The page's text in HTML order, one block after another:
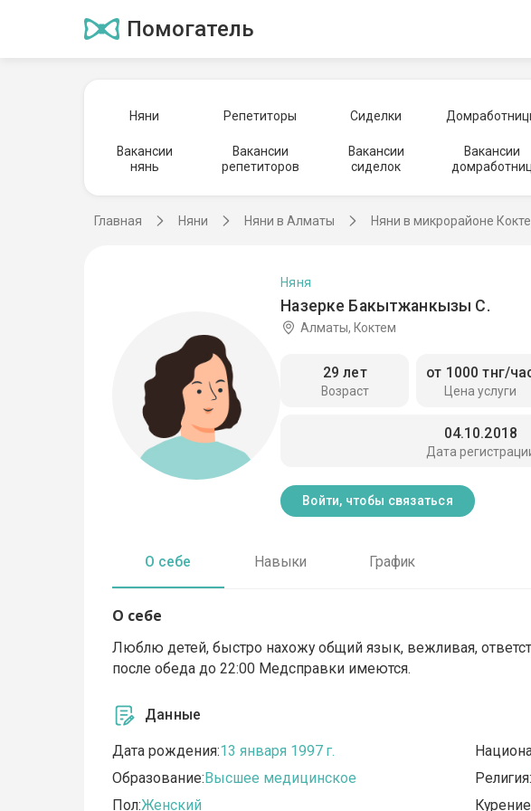
Помогатель
Няни Репетиторы Сиделки
Вакансии
нянь
Вакансии
репетиторов
Вакансии
сиделок
Вакансии
домработниц
Главная Няни Няни в Алматы Няни в микрорайоне
Назерке Бакытжанкызы С.
Няня
Алматы, Коктем
Возраст
29 лет
Цена услуги
от 1000 тнг/
Дата
04.10.2018
Войти, чтобы связаться
О себе Навыки График
О себе
Люблю детей, быстро нахожу общий язык, вежливая,
после обеда до 22:00 Медсправки имеются.
Данные
Дата рождения:13 января 1997 г.
Образование:Высшее медицинское
Пол:Женский
Религия: